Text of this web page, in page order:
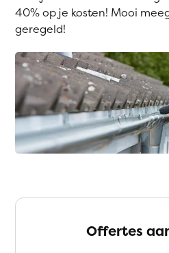
40% op je kosten! Mooi
geregeld!
Offertes